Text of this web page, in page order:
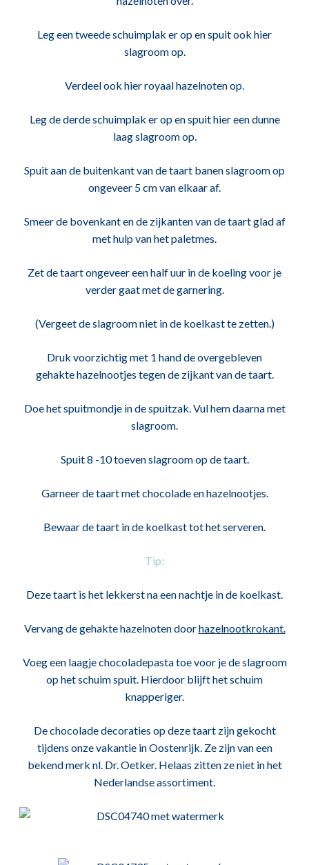
Leg een tweede schuimplak er op en spuit ook hier
slagroom op.
Verdeel ook hier royaal hazelnoten op.
Leg de derde schuimplak er op en spuit hier een dunne
laag slagroom op.
Spuit aan de buitenkant van de taart banen slagroom op
ongeveer 5 cm van elkaar af.
Smeer de bovenkant en de zijkanten van de taart glad af
met hulp van het paletmes.
Zet de taart ongeveer een half uur in de koeling voor je
verder gaat met de garnering.
(Vergeet de slagroom niet in de koelkast te zetten.)
Druk voorzichtig met 1 hand de overgebleven
gehakte hazelnootjes tegen de zijkant van de taart.
Doe het spuitmondje in de spuitzak. Vul hem daarna met
slagroom.
Spuit 8 -10 toeven slagroom op de taart.
Garneer de taart met chocolade en hazelnootjes.
Bewaar de taart in de koelkast tot het serveren.
Tip:
Deze taart is het lekkerst na een nachtje in de koelkast.
Vervang de gehakte hazelnoten doorhazelnootkrokant.
Voeg een laagje chocoladepasta toe voor je de slagroom
op het schuim spuit. Hierdoor blijft het schuim
knapperiger.
De chocolade decoraties op deze taart zijn gekocht
tijdens onze vakantie in Oostenrijk. Ze zijn van een
bekend merk nl. Dr. Oetker. Helaas zitten ze niet in het
Nederlandse assortiment.